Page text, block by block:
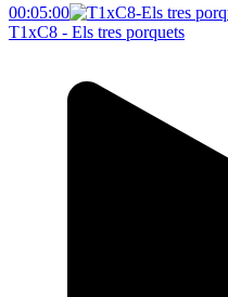
00:05:00
T1xC8 - Els tres porquets